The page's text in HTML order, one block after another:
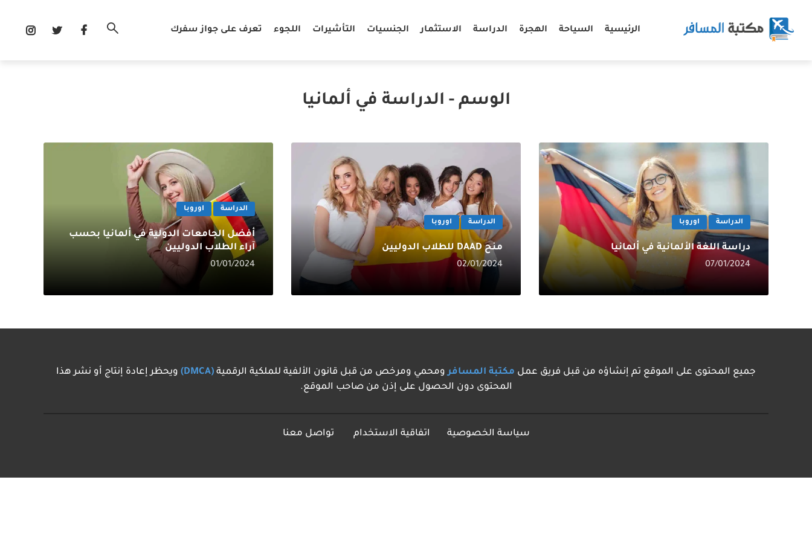
الرئيسية السياحة الهجرة الدراسة الاستثمار الجنسيات التأشيرات اللجوء تعرف على جواز سفرك
الوسم - الدراسة في ألمانيا
الدراسة اوروبا
دراسة اللغة الألمانية في ألمانيا
07/01/2024
الدراسة اوروبا
منح DAAD للطلاب الدوليين
02/01/2024
الدراسة اوروبا
أفضل الجامعات الدولية في ألمانيا بحسب
آراء الطلاب الدوليين
01/01/2024
جميع المحتوى على الموقع تم إنشاؤه من قبل فريق عمل مكتبة المسافر ومحمي ومرخص من قبل قانون الألفية للملكية الرقمية (DMCA)
ويحظر إعادة إنتاج أو نشر هذا
المحتوى دون الحصول على إذن من صاحب الموقع.
سياسة الخصوصية اتفاقية الاستخدام تواصل معنا